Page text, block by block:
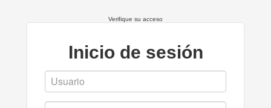
Verifique su acceso
Inicio de sesión